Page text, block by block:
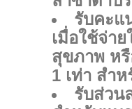
รับคะแ
เมื่อใช้จ่า
สุขภาพ ห
1 เท่า สำ
รับส่วน